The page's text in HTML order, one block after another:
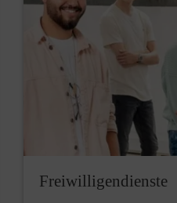
Freiwilligendienste